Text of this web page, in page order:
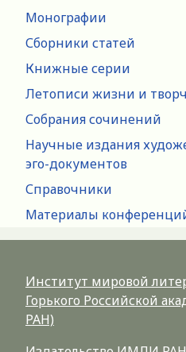
Монографии
Сборники статей
Книжные серии
Летописи жизни и
Собрания сочинений
Научные издания
эго-документов
Справочники
Материалы
Институт мировой
Горького Российской
РАН)